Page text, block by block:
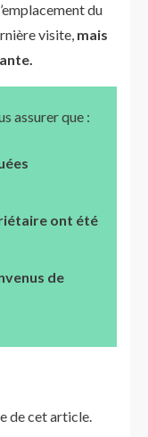
du
visite, mais
assurer que :
ont été
de
de cet article.